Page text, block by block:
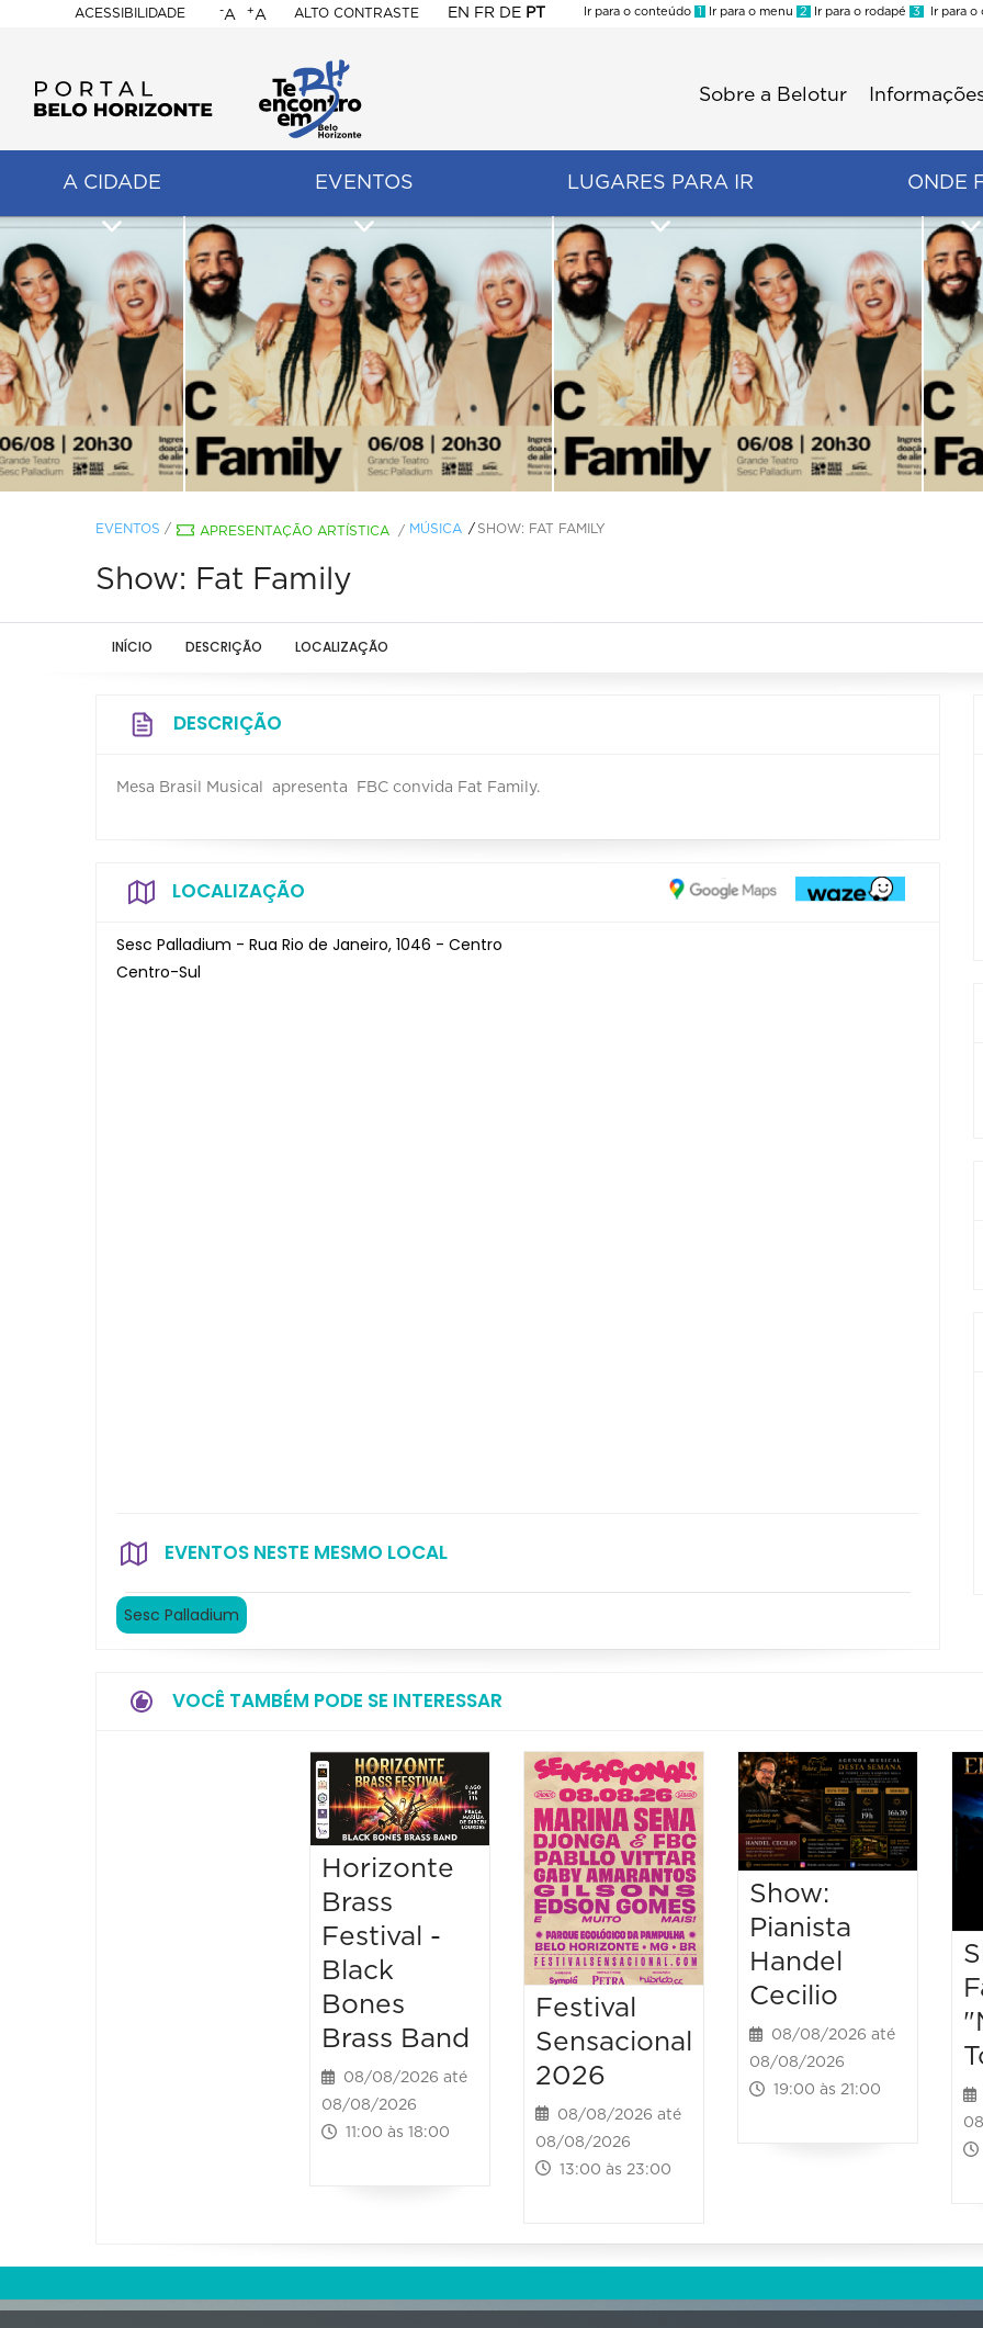
ACESSIBILIDADE
BELO
HORIZONTE
-A +A ALTO CONTRASTE EN FR DE PT
Ir para o conteúdo 1 Ir para o menu 2 Ir para o rodapé 3 Ir para o
Sobre a Belotur
A CIDADE EVENTOS LUGARES PARA IR ONDE
EVENTOS / APRESENTAÇÃO ARTÍSTICA / MÚSICA SHOW: FAT FAMILY
Show: Fat Family
INÍCIO DESCRIÇÃO LOCALIZAÇÃO
DESCRIÇÃO
Mesa Brasil Musical apresenta FBC convida Fat Family.
LOCALIZAÇÃO
Sesc Palladium - Rua Rio de Janeiro, 1046 - Centro
Centro-Sul
EVENTOS NESTE MESMO LOCAL
Sesc Palladium
VOCÊ TAMBÉM PODE SE INTERESSAR
Horizonte
Brass
Festival -
Black
Bones
Brass Band
08/08/2026 até
08/08/2026
11:00 às 18:00
Festival
Sensacional
2026
08/08/2026 até
08/08/2026
13:00 às 23:00
Show:
Pianista
Handel
Cecilio
08/08/2026 até
08/08/2026
19:00 às 21:00